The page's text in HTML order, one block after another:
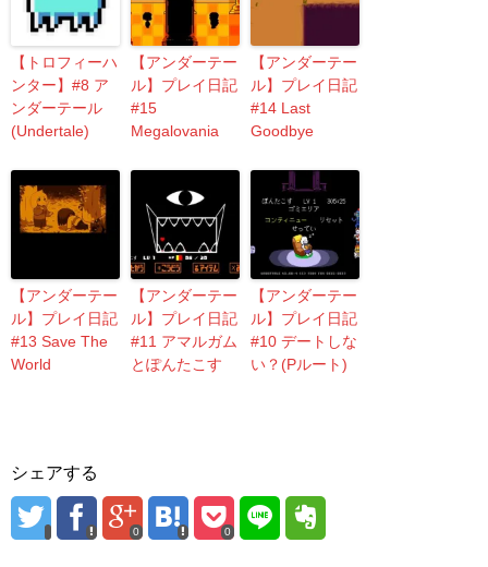
【トロフィーハ
ンター】#8 ア
ンダーテール
(Undertale)
【アンダーテー
ル】プレイ日記
#15
Megalovania
【アンダーテー
ル】プレイ日記
#14 Last
Goodbye
【アンダーテー
ル】プレイ日記
#13 Save The
World
【アンダーテー
ル】プレイ日記
#11 アマルガム
とぽんたこす
【アンダーテー
ル】プレイ日記
#10 デートしな
い？(Pルート)
シェアする
0 0